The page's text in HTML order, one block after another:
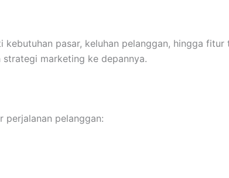
pasar, keluhan pelanggan, hingga fitur
marketing ke depannya.
perjalanan pelanggan: